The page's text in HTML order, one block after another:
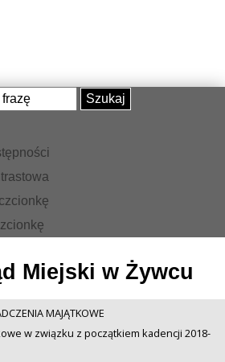
Szukaj
Miejski w Żywcu
MAJĄTKOWE
w związku z początkiem kadencji 2018-